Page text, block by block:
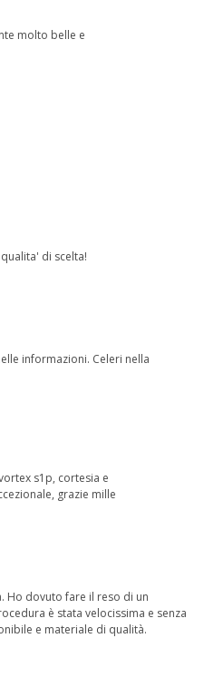
molto belle e
di scelta!
informazioni. Celeri nella
s1p, cortesia e
grazie mille
Ho dovuto fare il reso di un
è stata velocissima e senza
e materiale di qualità.